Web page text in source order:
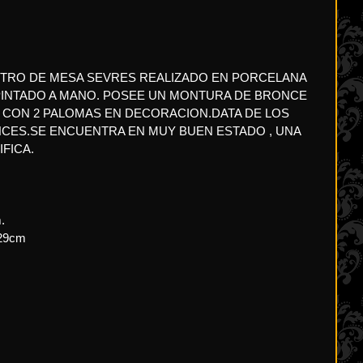
DE MESA SEVRES REALIZADO EN PORCELANA
A MANO. POSEE UN MONTURA DE BRONCE
2 PALOMAS EN DECORACION.DATA DE LOS
ENCUENTRA EN MUY BUEN ESTADO , UNA